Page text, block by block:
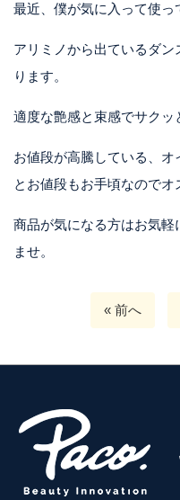
最近、僕が気に入って使っ
アリミノから出ているダ
ります。
適度な艶感と束感でサクッ
お値段が高騰している、
とお値段もお手頃なのでオ
商品が気になる方はお気
ませ。
« 前へ